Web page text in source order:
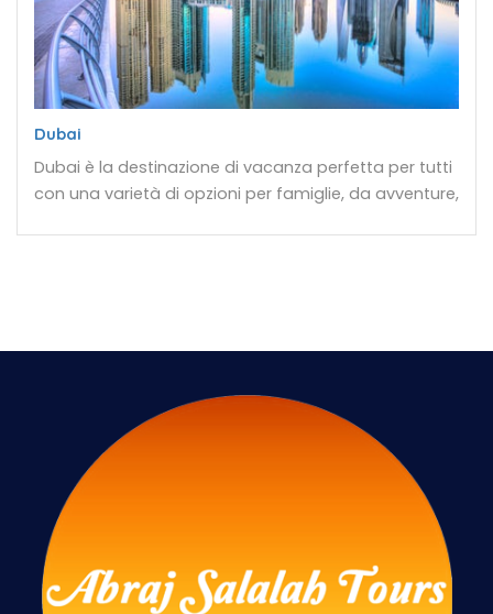
Dubai
Dubai è la destinazione di vacanza perfetta per tutti
con una varietà di opzioni per famiglie, da avventure,